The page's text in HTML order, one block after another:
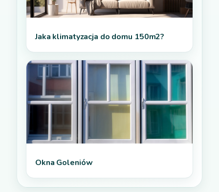
Jaka klimatyzacja do domu 150m2?
Okna Goleniów